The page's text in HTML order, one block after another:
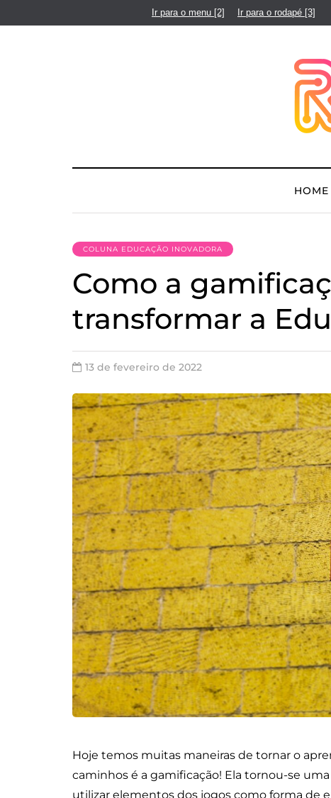
Ir para o menu [2] Ir para o rodapé [3]
HOME
COLUNA EDUCAÇÃO INOVADORA
Como a
transformar a
13 de fevereiro de 2022
Hoje temos muitas maneiras de tornar o
caminhos é a gamificação! Ela tornou-se
utilizar elementos dos jogos como forma de